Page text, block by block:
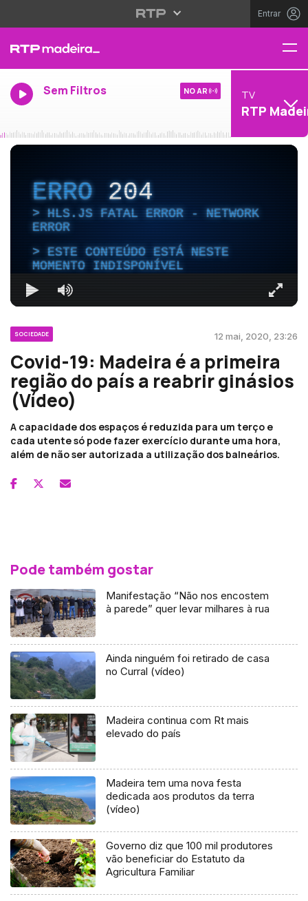
Entrar
Sem Filtros NO AR TV
RTP
ERRO204
HLS.JS FATAL ERROR - NETWORK
ERROR
ESTE CONTEÚDO ESTÁ NESTE
MOMENTO INDISPONÍVEL
SOCIEDADE 12 mai, 2020, 23:26
Covid-19: Madeira é a primeira
região do país a reabrir ginásios
(Vídeo)
A capacidade dos espaços é reduzida para um terço e
cada utente só pode fazer exercício durante uma hora,
além de não ser autorizada a utilização dos balneários.
Pode também gostar
Manifestação “Não nos encostem
à parede” quer levar milhares à rua
Ainda ninguém foi retirado de casa
no Curral (vídeo)
Madeira continua com Rt mais
elevado do país
Madeira tem uma nova festa
dedicada aos produtos da terra
(vídeo)
Governo diz que 100 mil produtores
vão beneficiar do Estatuto da
Agricultura Familiar